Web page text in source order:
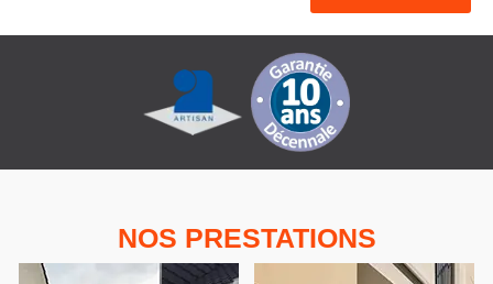
NOS PRESTATIONS